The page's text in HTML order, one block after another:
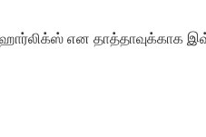
என தாத்தாவுக்காக